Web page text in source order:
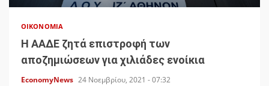
ΟΙΚΟΝΟΜΊΑ
Η ΑΑΔΕ ζητά επιστροφή των
αποζημιώσεων για χιλιάδες ενοίκια
EconomyNews 24 Νοεμβρίου, 2021 - 07:32